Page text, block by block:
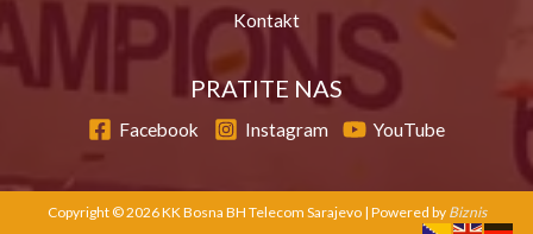
Kontakt
PRATITE NAS
Facebook Instagram YouTube
Copyright © 2026 KK Bosna BH Telecom Sarajevo | Powered by Biznis